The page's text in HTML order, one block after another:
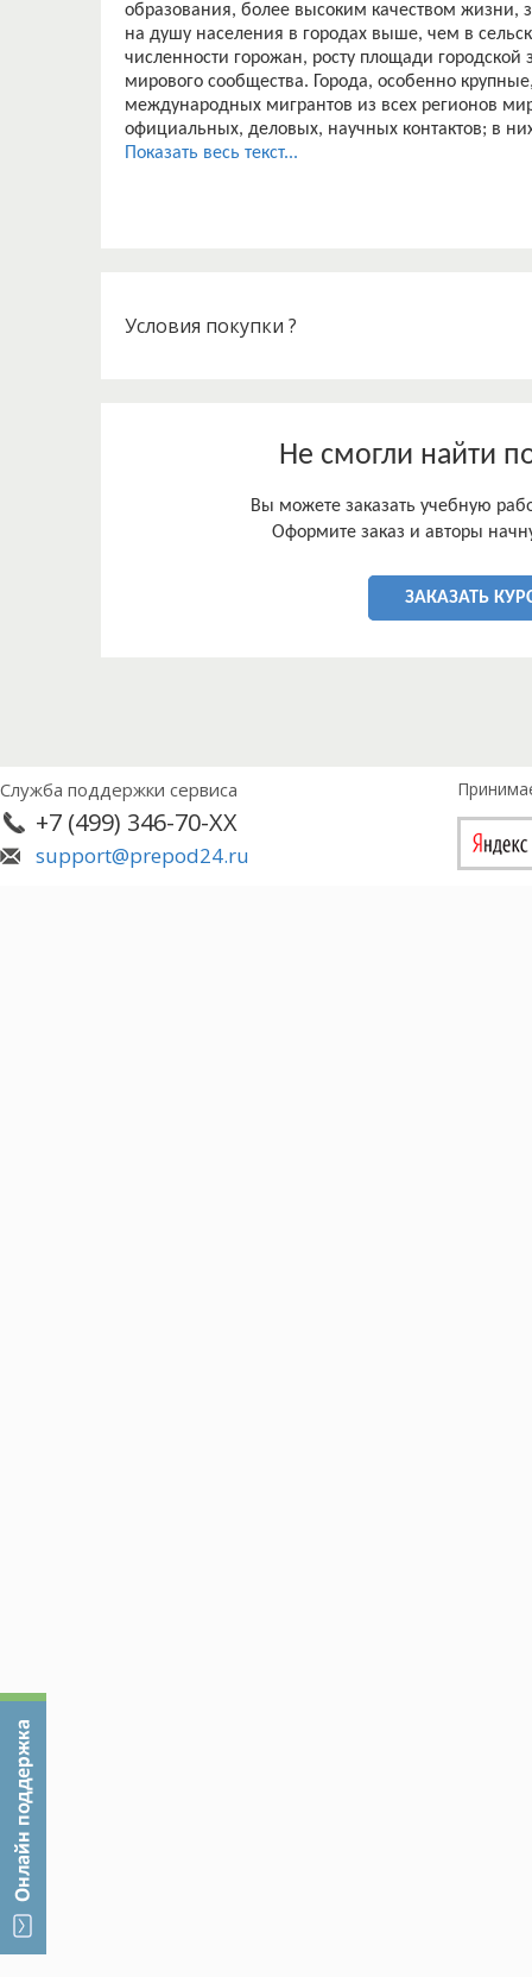
образования, более высоким качеством жизни,
на душу населения в городах выше, чем в
численности горожан, росту площади
мирового сообщества. Города, особенно
международных мигрантов из всех регионов
официальных, деловых, научных контактов; в
производства и контроля – ключевые
2. Рассмотреть пути сближения города и
3. Изучить типологию, функции, структуру
Структура работы. Работа состоит из введения,
Показать весь текст...
Условия покупки ?
Не смогли найти
Вы можете заказать учебную
Оформите заказ и авторы
ЗАКАЗАТЬ
Служба поддержки сервиса
+7 (499) 346-70-XX
support@prepod24.ru